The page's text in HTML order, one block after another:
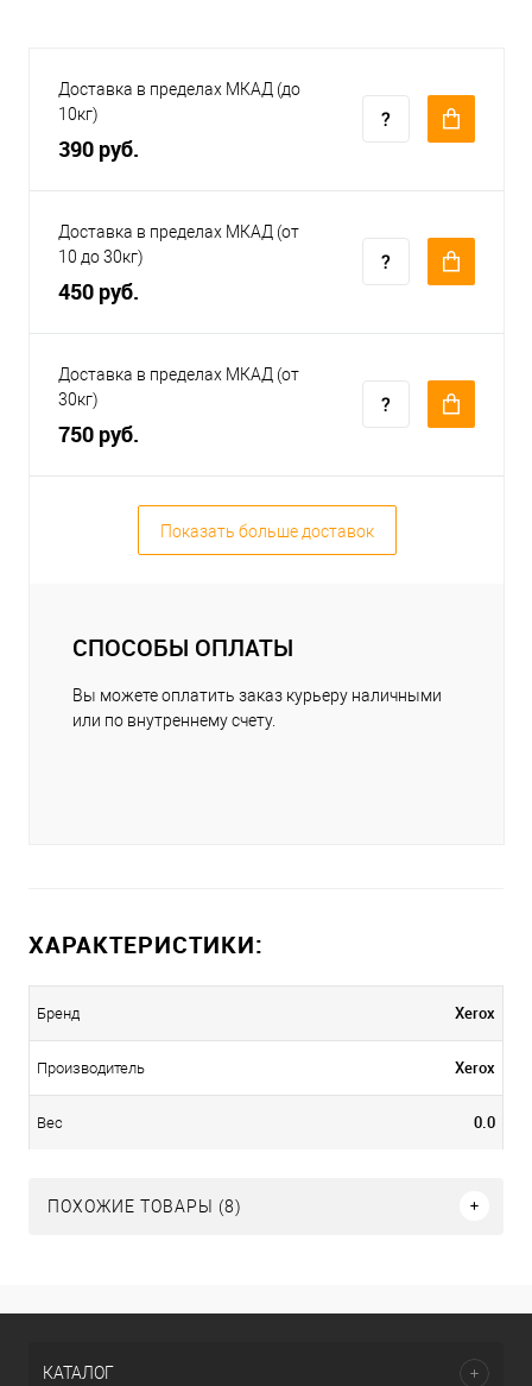
Доставка в пределах МКАД (до
10кг)
390 руб.
Доставка в пределах МКАД (от
10 до 30кг)
450 руб.
Доставка в пределах МКАД (от
30кг)
750 руб.
Показать больше доставок
СПОСОБЫ ОПЛАТЫ
Вы можете оплатить заказ курьеру наличными
или по внутреннему счету.
ХАРАКТЕРИСТИКИ:
Бренд Xerox
Производитель Xerox
Вес 0.0
ПОХОЖИЕ ТОВАРЫ (8)
КАТАЛОГ